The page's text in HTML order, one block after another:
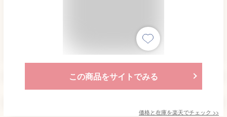
この商品をサイトでみる
価格と在庫を楽天でチェック >>